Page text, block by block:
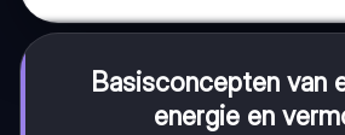
Basisconcepten van
energie en